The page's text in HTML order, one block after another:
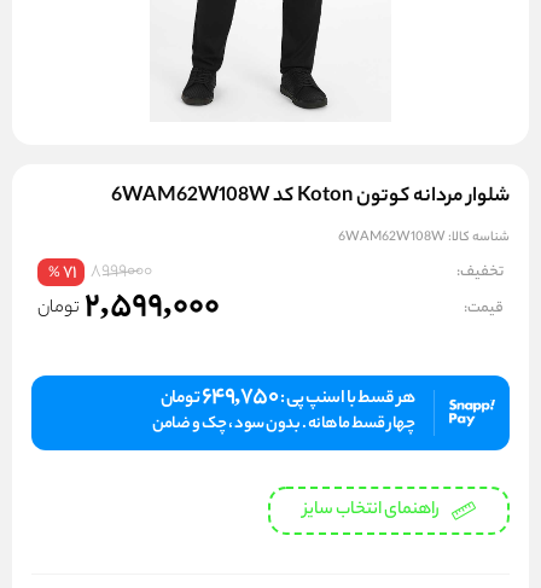
شلوار مردانه کوتون Koton کد 6WAM62W108W
شناسه کالا: 6WAM62W108W
تخفیف: 8999000
71
%
قیمت: 2,599,000 تومان
هر قسط با اسنپ پی :649,750تومان
چهار قسط ماهانه . بدون سود ، چک و ضامن
راهنمای انتخاب سایز